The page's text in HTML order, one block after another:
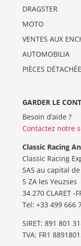
DRAGSTER
MOTO
VENTES AUX
AUTOMOBILIA
PIÈCES
GARDER LE
Besoin d’aide ?
Contactez notre
Classic Racing
Classic Racing
SAS au capital
5 ZA les Yeuzses
34 270 CLARET -
Tel: ‭+33 499 666
SIRET: 891 801
TVA: FR1